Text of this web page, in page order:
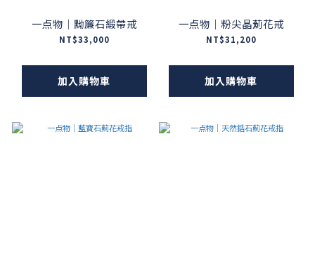
一点物｜黝簾石緞帶戒
NT$33,000
加入購物車
一点物｜粉尖晶薊花戒
NT$31,200
加入購物車